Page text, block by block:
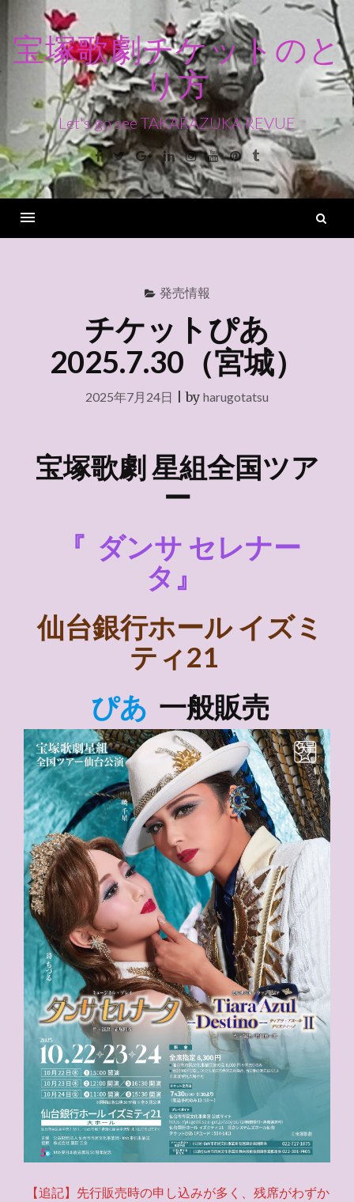
ン
ス
キ
ッ
宝塚歌劇チケットのと
り方
Let's go see TAKARAZUKA REVUE
Facebook
TwitterGoogle+LinkedinInstagram
YoutubePinterest
Tumblr
発売情報
チケットぴあ
2025.7.30（宮城）
2025年7月24日 |by harugotatsu
宝塚歌劇 星組全国ツア
ー
『 ダンサ セレナー
タ』
仙台銀行ホール イズミ
ティ21
ぴあ 一般販売
【追記】先行販売時の申し込みが多く、残席がわずか